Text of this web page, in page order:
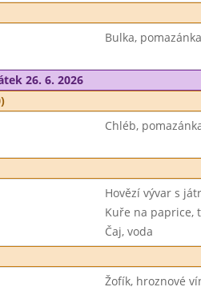
Bulka,
26. 6. 2026
Chléb,
Hovězí vývar s
Kuře na paprice,
Čaj, voda
Žofík, hroznové